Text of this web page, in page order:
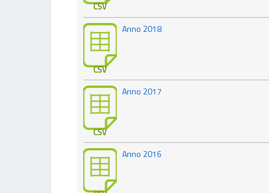
CSV
CSV
Anno 2018
CSV
Anno 2017
Anno 2016